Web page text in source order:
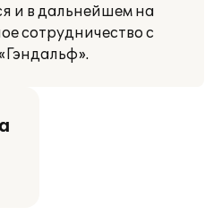
и в дальнейшем на
сотрудничество с